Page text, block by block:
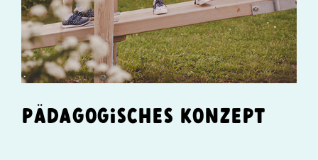
PÄDAGOGISCHES KONZEPT